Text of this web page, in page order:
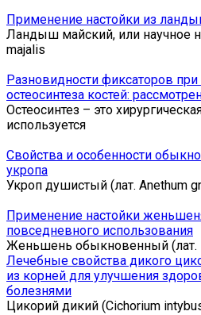
Применение настойки из
Ландыш майский, или научное
majalis
Разновидности фиксаторов
остеосинтеза костей:
Остеосинтез – это
используется
Свойства и особенности
укропа
Укроп душистый (лат. Anethum
Применение настойки
повседневного использования
Женьшень обыкновенный (лат.
Лечебные свойства дикого
из корней для улучшения
болезнями
Цикорий дикий (Cichorium